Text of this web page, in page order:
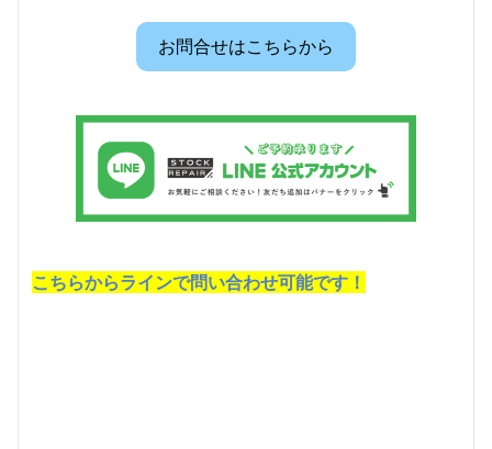
お問合せはこちらから
こちらからラインで問い合わせ可能です！